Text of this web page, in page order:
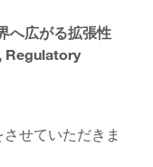
へ広がる拡張性
Regulatory
せていただきま